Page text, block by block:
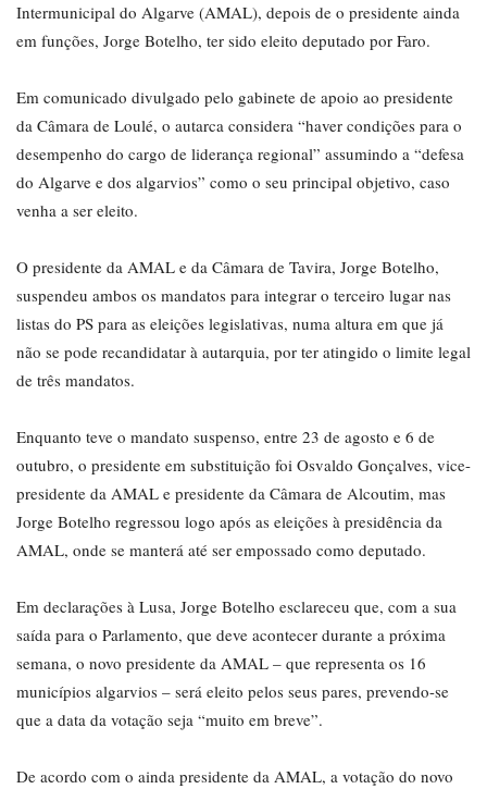
Intermunicipal do Algarve (AMAL), depois de o presidente ainda
em funções, Jorge Botelho, ter sido eleito deputado por Faro.
Em comunicado divulgado pelo gabinete de apoio ao presidente
da Câmara de Loulé, o autarca considera “haver condições para o
desempenho do cargo de liderança regional” assumindo a “defesa
do Algarve e dos algarvios” como o seu principal objetivo, caso
venha a ser eleito.
O presidente da AMAL e da Câmara de Tavira, Jorge Botelho,
suspendeu ambos os mandatos para integrar o terceiro lugar nas
listas do PS para as eleições legislativas, numa altura em que já
não se pode recandidatar à autarquia, por ter atingido o limite legal
de três mandatos.
Enquanto teve o mandato suspenso, entre 23 de agosto e 6 de
outubro, o presidente em substituição foi Osvaldo Gonçalves, vice-
presidente da AMAL e presidente da Câmara de Alcoutim, mas
Jorge Botelho regressou logo após as eleições à presidência da
AMAL, onde se manterá até ser empossado como deputado.
Em declarações à Lusa, Jorge Botelho esclareceu que, com a sua
saída para o Parlamento, que deve acontecer durante a próxima
semana, o novo presidente da AMAL – que representa os 16
municípios algarvios – será eleito pelos seus pares, prevendo-se
que a data da votação seja “muito em breve”.
De acordo com o ainda presidente da AMAL, a votação do novo